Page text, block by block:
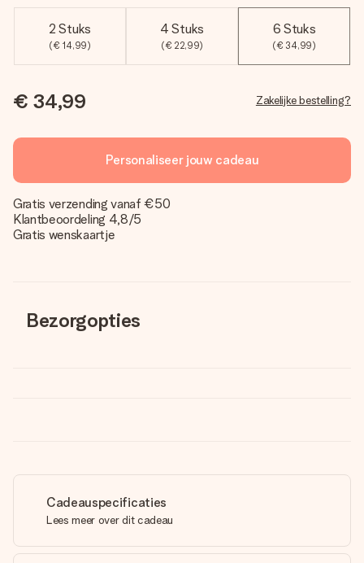
2 Stuks
(€ 14,99)
4 Stuks
(€ 22,99)
6 Stuks
(€ 34,99)
€ 34,99 Zakelijke bestelling?
Personaliseer jouw cadeau
Gratis verzending vanaf €50
Klantbeoordeling 4,8/5
Gratis wenskaartje
Bezorgopties
Cadeauspecificaties
Lees meer over dit cadeau